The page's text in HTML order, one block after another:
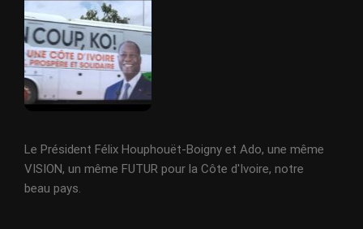
Le Président Félix Houphouët-Boigny et Ado, une même
VISION, un même FUTUR pour la Côte d'Ivoire, notre
beau pays.